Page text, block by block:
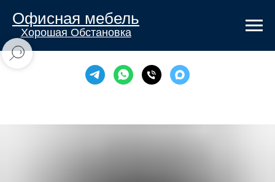
Офисная мебель
Хорошая Обстановка